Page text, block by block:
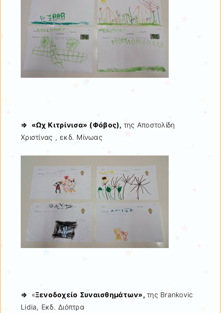
⇒ «Ωχ Κιτρίνισα» (Φόβος), της Αποστολίδη
Χριστίνας , εκδ. Μίνωας
⇒ «Ξενοδοχείο Συναισθημάτων»,της Brankovic
Lidia, Εκδ. Διόπτρα